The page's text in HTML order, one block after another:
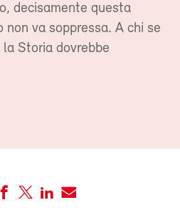
decisamente questa
non va soppressa. A chi se
Storia dovrebbe